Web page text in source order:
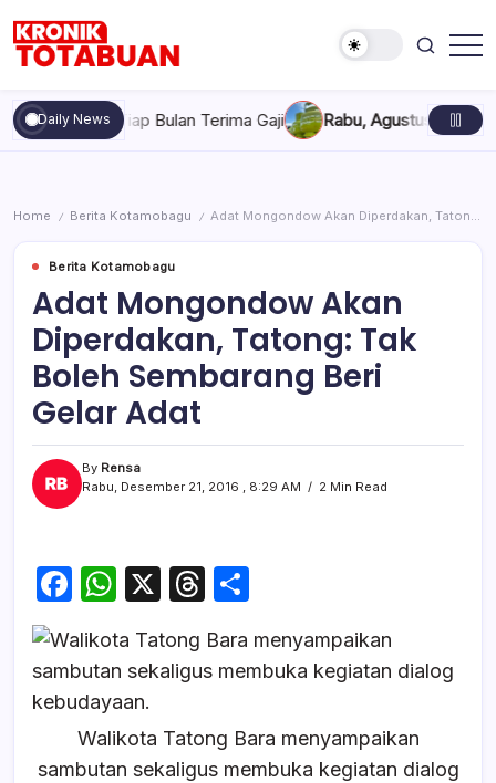
content
Totabuan
hari
ini
Kronik
Daily News
Terima Gaji Rabu, Agustus 5, 2026 , 7:30 AM
Home / Berita Kotamobagu / Adat Mongondow Akan Diperdakan, Tatong: Tak Boleh Sembarang Beri Gelar Adat
Berita Kotamobagu
Adat Mongondow Akan
Diperdakan, Tatong: Tak
Boleh Sembarang Beri
Gelar Adat
By Rensa
Rabu, Desember 21, 2016 , 8:29 AM
2 Min Read
F
c
e
b
o
W
at
s
A
p
X
T
e
a
d
s
ar
e
Walikota Tatong Bara menyampaikan
sambutan sekaligus membuka kegiatan dialog